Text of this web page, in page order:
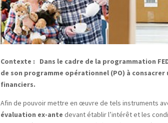
Contexte : Dans le cadre de la programmation
de son programme opérationnel (PO) à
financiers.
Afin de pouvoir mettre en œuvre de tels instruments
évaluation ex-ante devant établir l’intérêt et les